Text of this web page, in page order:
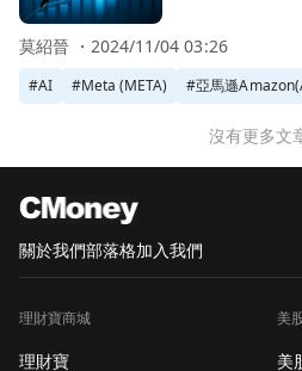
#AI #Meta (META) #亞馬遜
莫紹晉 ・2024/11/04 03:26
沒有更多文
關於我們部落格加入我們
理財寶商城
理財寶
美
美